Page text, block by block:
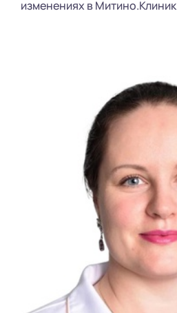
изменениях в Митино.Клиник